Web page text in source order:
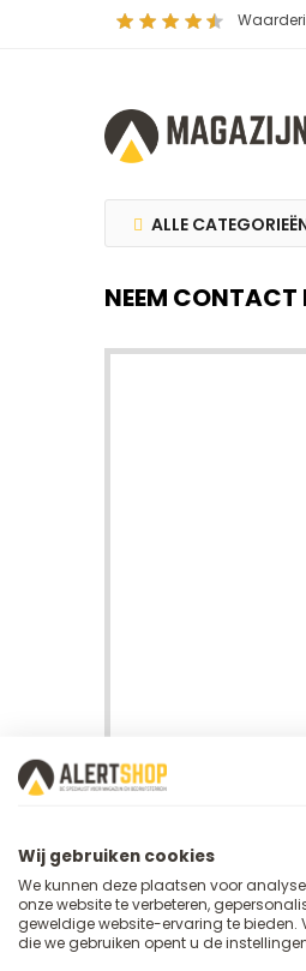
ALLE
NEEM CONTACT
Magazijnwagens.be is
Algemeen
Telefoonnummer
0493 - 312386
Maandag t/m vrijdag: 9:00
Wij gebruiken cookies
We kunnen deze plaatsen voor
onze website te verbeteren,
geweldige website-ervaring te bieden.
die we gebruiken opent u de